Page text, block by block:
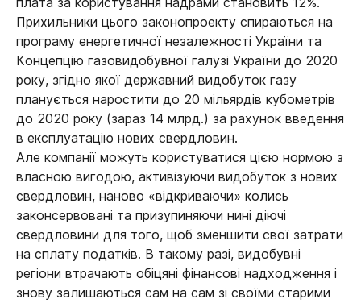
Прихильники цього законопроекту спираються на
програму енергетичної незалежності України та
Концепцію газовидобувної галузі України до 2020
року, згідно якої державний видобуток газу
планується наростити до 20 мільярдів кубометрів
до 2020 року (зараз 14 млрд.) за рахунок введення
в експлуатацію нових свердловин.
Але компанії можуть користуватися цією нормою з
власною вигодою, активізуючи видобуток з нових
свердловин, наново «відкриваючи» колись
законсервовані та призупиняючи нині діючі
свердловини для того, щоб зменшити свої затрати
на сплату податків. В такому разі, видобувні
регіони втрачають обіцяні фінансові надходження і
знову залишаються сам на сам зі своїми старими